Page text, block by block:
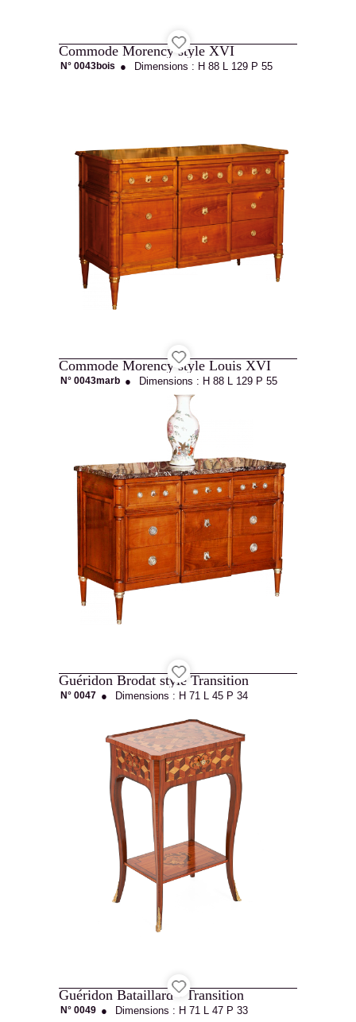
Commode Morency style XVI
N° 0043bois ● Dimensions : H 88 L 129 P 55
Commode Morency style Louis XVI
N° 0043marb ● Dimensions : H 88 L 129 P 55
Guéridon Brodat style Transition
N° 0047 ● Dimensions : H 71 L 45 P 34
Guéridon Bataillard - Transition
N° 0049 ● Dimensions : H 71 L 47 P 33